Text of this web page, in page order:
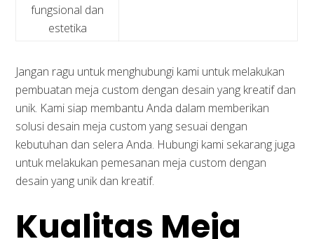
fungsional dan
estetika
Jangan ragu untuk menghubungi kami untuk melakukan
pembuatan meja custom dengan desain yang kreatif dan
unik. Kami siap membantu Anda dalam memberikan
solusi desain meja custom yang sesuai dengan
kebutuhan dan selera Anda. Hubungi kami sekarang juga
untuk melakukan pemesanan meja custom dengan
desain yang unik dan kreatif.
Kualitas Meja